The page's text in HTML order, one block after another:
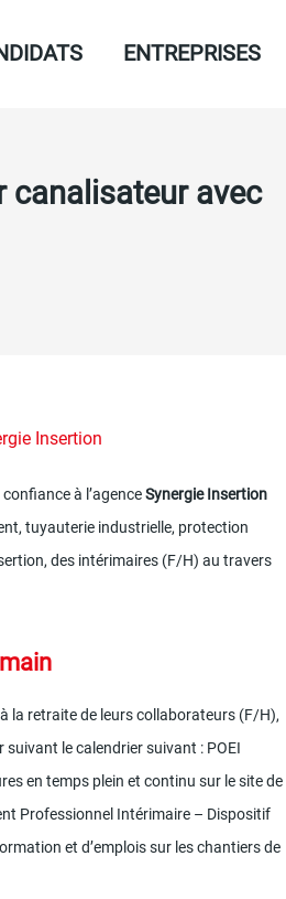
ENTREPRISES
canalisateur avec
Insertion
à l’agenceSynergie Insertion
tuyauterie industrielle, protection
des intérimaires (F/H) au travers
la retraite de leurs collaborateurs (F/H),
le calendrier suivant : POEI
en temps plein et continu sur le site de
Professionnel Intérimaire – Dispositif
et d’emplois sur les chantiers de